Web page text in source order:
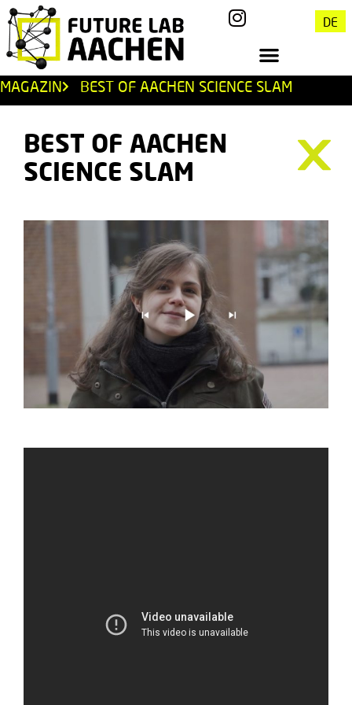
DE
MAGAZIN BEST OF AACHEN SCIENCE SLAM
BEST OF AACHEN
SCIENCE SLAM